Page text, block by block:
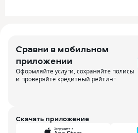
Сравни в мобильном
приложении
Оформляйте услуги, сохраняйте полисы
и проверяйте кредитный рейтинг
Скачать приложение